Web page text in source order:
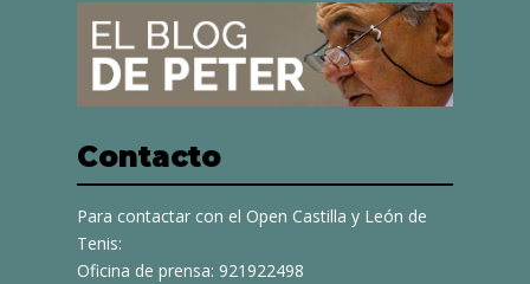
Contacto
Para contactar con el Open Castilla y León de
Tenis:
Oficina de prensa: 921922498